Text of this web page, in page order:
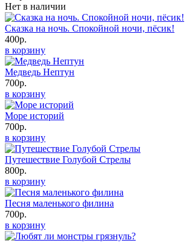
Нет в наличии
Сказка на ночь. Спокойной ночи, пёсик!
400р.
в корзину
Медведь Нептун
700р.
в корзину
Море историй
700р.
в корзину
Путешествие Голубой Стрелы
800р.
в корзину
Песня маленького филина
700р.
в корзину